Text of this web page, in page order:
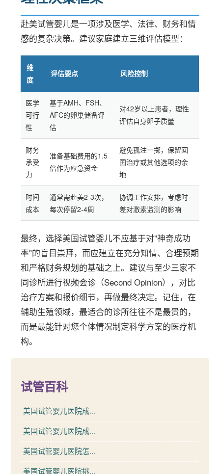
赴美试管婴儿是一项涉及医学、法律、财务和情
感的复杂决策。建议家庭建立三维评估模型：
维
度
评估要点 风险控制
医学
可行
性
基于AMH、FSH、
AFC的卵巢储备评
估
对42岁以上患者，理性
评估自身卵子质量
财务
承受
力
准备基础费用的1.5
倍作为应急资金
避免孤注一掷，保留回
国治疗或其他选项的余
地
时间
成本
通常需赴美2-3次，
每次停留2-4周
协调工作安排，考虑时
差对激素监测的影响
最终，选择美国试管婴儿不应基于对"神奇成功
率"的盲目崇拜，而应建立在充分知情、合理预期
和严格财务规划的基础之上。建议与至少三家不
同诊所进行视频会诊（Second Opinion），对比
治疗方案和报价细节，再做最终决定。记住，在
辅助生殖领域，最适合的诊所往往不是最贵的，
而是最能针对您个体情况制定科学方案的医疗机
构。
试管百科
美国试管婴儿医院成...
美国试管婴儿医院成...
美国试管婴儿医院怎...
美国试管婴儿医院挑...